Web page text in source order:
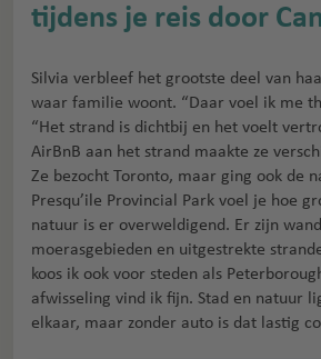
tijdens je reis door
Silvia verbleef het grootste deel van
waar familie woont. “Daar voel ik me
“Het strand is dichtbij en het voelt
AirBnB aan het strand maakte ze
Ze bezocht Toronto, maar ging ook de
Presqu’ile Provincial Park voel je hoe
natuur is er overweldigend. Er zijn
moerasgebieden en uitgestrekte
koos ik ook voor steden als
afwisseling vind ik fijn. Stad en natuur
elkaar, maar zonder auto is dat lastig